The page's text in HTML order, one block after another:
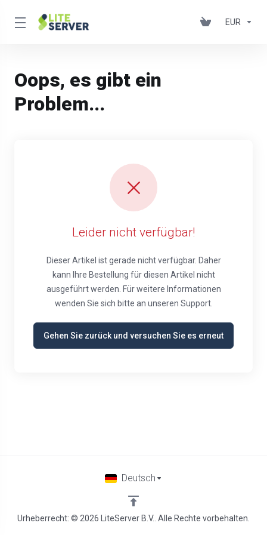
EUR
Oops, es gibt ein
Problem...
Leider nicht verfügbar!
Dieser Artikel ist gerade nicht verfügbar. Daher
kann Ihre Bestellung für diesen Artikel nicht
ausgeführt werden. Für weitere Informationen
wenden Sie sich bitte an unseren Support.
Gehen Sie zurück und versuchen Sie es erneut
Urheberrecht: © 2026 LiteServer B.V.. Alle Rechte vorbehalten.
Deutsch